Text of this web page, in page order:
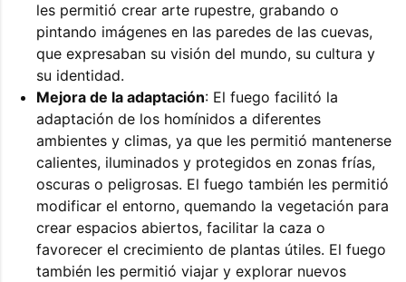
les permitió crear arte rupestre, grabando o
pintando imágenes en las paredes de las cuevas,
que expresaban su visión del mundo, su cultura y
su identidad.
Mejora de la adaptación: El fuego facilitó la
adaptación de los homínidos a diferentes
ambientes y climas, ya que les permitió mantenerse
calientes, iluminados y protegidos en zonas frías,
oscuras o peligrosas. El fuego también les permitió
modificar el entorno, quemando la vegetación para
crear espacios abiertos, facilitar la caza o
favorecer el crecimiento de plantas útiles. El fuego
también les permitió viajar y explorar nuevos